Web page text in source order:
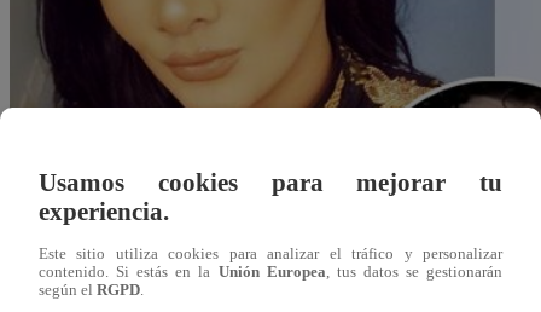
Usamos cookies para mejorar tu
experiencia.
Este sitio utiliza cookies para analizar el tráfico y personalizar
contenido. Si estás en la Unión Europea , tus datos se gestionarán
según el RGPD